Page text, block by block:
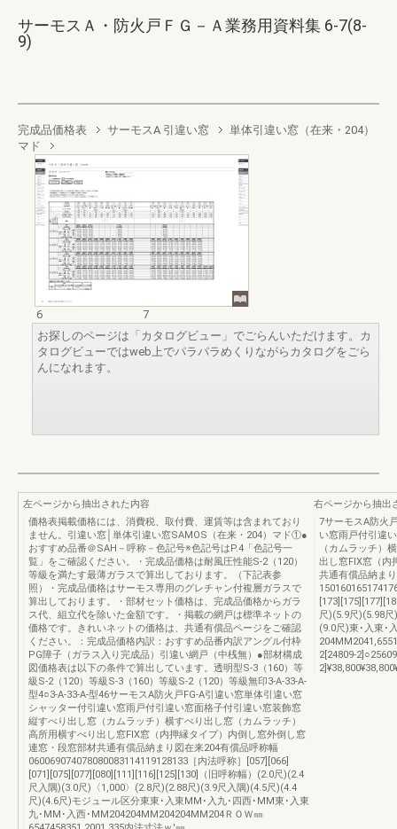
サーモスＡ・防火戸ＦＧ－Ａ業務用資料集 6-7(8-
9)
完成品価格表 サーモスA 引違い窓
単体引違い窓（在来・204）
マド
6
7
お探しのページは「カタログビュー」でごらんいただけます。カ
タログビューではweb上でパラパラめくりながらカタログをごら
んになれます。
左ページから抽出された内容
価格表掲載価格には、消費税、取付費、運賃等は含まれており
ません。引違い窓│単体引違い窓SAMOS（在来・204）マド①●
おすすめ品番＠SAH－呼称－色記号※色記号はP.4「色記号一
覧」をご確認ください。・完成品価格は耐風圧性能S-2（120）
等級を満たす最薄ガラスで算出しております。（下記表参
照）・完成品価格はサーモス専用のグレチャン付複層ガラスで
算出しております。・部材セット価格は、完成品価格からガラ
ス代、組立代を除いた金額です。・掲載の網戸は標準ネットの
価格です。きれいネットの価格は、共通有償品ページをご確認
ください。：完成品価格内訳：おすすめ品番内訳アングル付枠
PG障子（ガラス入り完成品）引違い網戸（中桟無）●部材構成
図価格表は以下の条件で算出しています。透明型S-3（160）等
級S-2（120）等級S-3（160）等級S-2（120）等級無印3-A-33-A-
型4○3-A-33-A-型46サーモスA防火戸FG-A引違い窓単体引違い窓
シャッター付引違い窓雨戸付引違い窓面格子付引違い窓装飾窓
縦すべり出し窓（カムラッチ）横すべり出し窓（カムラッチ）
高所用横すべり出し窓FIX窓（内押縁タイプ）内倒し窓外倒し窓
連窓・段窓部材共通有償品納まり図在来204有償品呼称幅
060069074078080083114119128133［内法呼称］[057][066]
[071][075][077][080][111][116][125][130]（旧呼称幅）(2.0尺)(2.4
尺入隅)(3.0尺)〈1,000〉(2.8尺)(2.88尺)(3.9尺入隅)(4.5尺)(4.4
尺)(4.6尺)モジュール区分東東･入東MM･入九･四西･MM東･入東
九･MM･入西･MM204204MM204204MM204ＲＯＷ㎜
右ページから抽出
7サーモスA防火
い窓雨戸付引違
（カムラッチ）
出し窓FIX窓（内
共通有償品納ま
尺)(5.9尺)(5.98
(9.0尺)東･入東･
2[24809-